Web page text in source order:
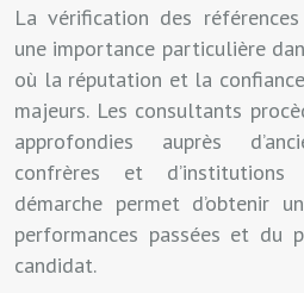
La vérification des
une importance particulière
où la réputation et la
majeurs. Les consultants
approfondies auprès
confrères et
démarche permet d’obtenir
performances passées et du
candidat.